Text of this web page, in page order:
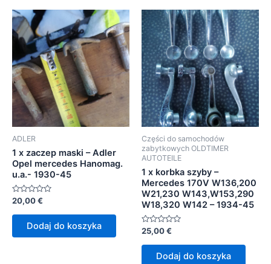
ADLER
1 x zaczep maski – Adler
Opel mercedes Hanomag.
u.a.- 1930-45
Oceniono
na
20,00€
Dodaj do koszyka
Części do samochodów
zabytkowych OLDTIMER
AUTOTEILE
1 x korbka szyby –
Mercedes 170V W136,200
W21,230 W143,W153,290
W18,320 W142 – 1934-45
Oceniono
na
25,00€
Dodaj do koszyka